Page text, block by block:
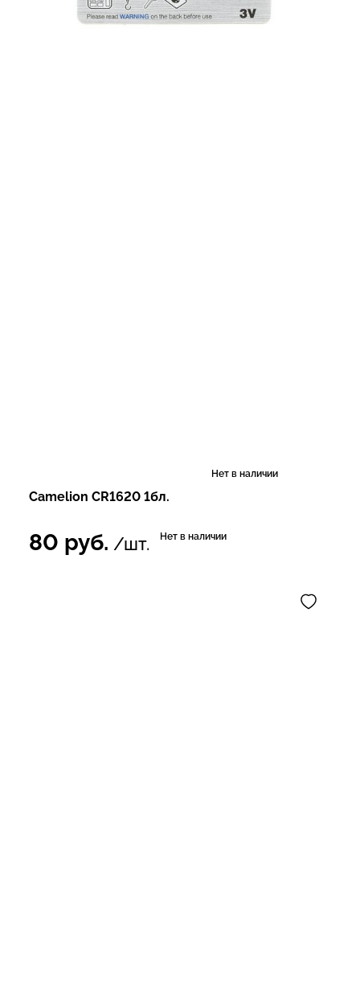
Нет в наличии
Camelion CR1620 1бл.
80 руб. /шт. Нет в наличии